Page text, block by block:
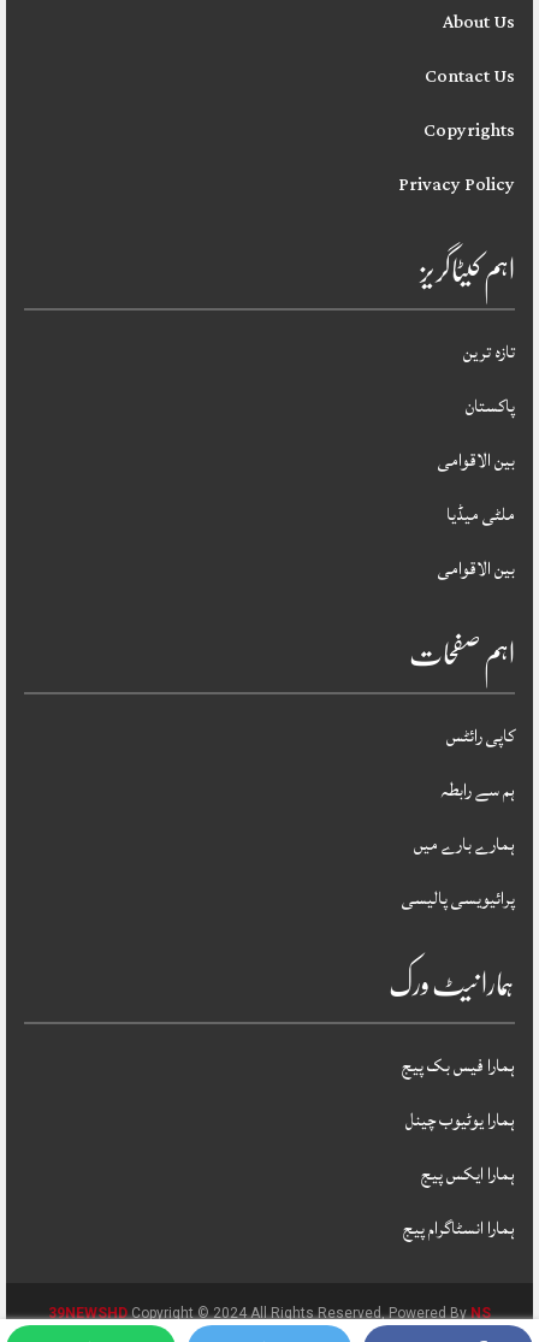
About Us
Contact Us
Copyrights
Privacy Policy
اہم کیٹاگریز
تازہ ترین
پاکستان
بین الاقوامی
ملٹی میڈیا
بین الاقوامی
اہم صفحات
کاپی رائٹس
ہم سے رابطہ
ہمارے بارے میں
پرائیویسی پالیسی
ہمارا نیٹ ورک
ہمارا فیس بک پیج
ہمارا یوٹیوب چینل
ہمارا ایکس پیج
ہمارا انسٹاگرام پیج
39NEWSHDCopyright © 2024 All Rights Reserved, Powered ByNS